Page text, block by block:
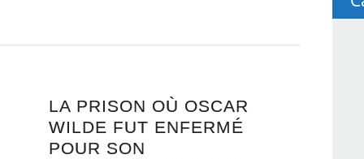
LA PRISON OÙ OSCAR
WILDE FUT ENFERMÉ
POUR SON